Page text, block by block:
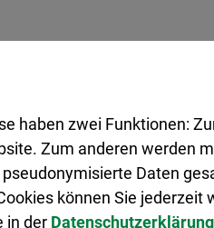
haben zwei Funktionen:
Zum anderen werden
Daten
können Sie jederzeit
in der Datenschutzerklärung